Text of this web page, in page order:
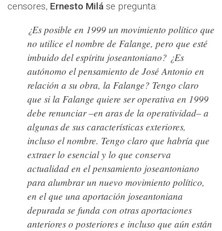
censores, Ernesto Milá se pregunta:
¿Es posible en 1999 un movimiento político que
no utilice el nombre de Falange, pero que esté
imbuido del espíritu joseantoniano? ¿Es
autónomo el pensamiento de José Antonio en
relación a su obra, la Falange? Tengo claro
que si la Falange quiere ser operativa en 1999
debe renunciar –en aras de la operatividad– a
algunas de sus características exteriores,
incluso el nombre. Tengo claro que habría que
extraer lo esencial y lo que conserva
actualidad en el pensamiento joseantoniano
para alumbrar un nuevo movimiento político,
en el que una aportación joseantoniana
depurada se funda con otras aportaciones
anteriores o posteriores e incluso que aún están